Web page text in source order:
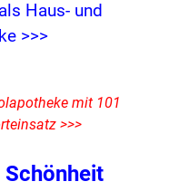
Haus- und
>>>
mit 101
>>>